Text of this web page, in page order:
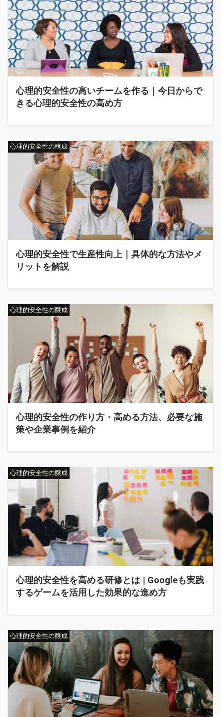
心理的安全性の高いチームを作る｜今日からで
きる心理的安全性の高め方
心理的安全性の醸成
心理的安全性で生産性向上｜具体的な方法やメ
リットを解説
心理的安全性の醸成
心理的安全性の作り方・高める方法、必要な施
策や企業事例を紹介
心理的安全性の醸成
心理的安全性を高める研修とは | Googleも実践
するゲームを活用した効果的な進め方
心理的安全性の醸成